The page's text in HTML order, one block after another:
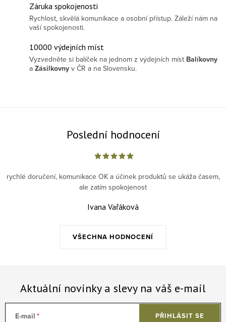
Záruka spokojenosti
Rychlost, skvělá komunikace a osobní přístup. Záleží nám na
vaší spokojenosti.
10000 výdejních míst
Vyzvedněte si balíček na jednom z výdejních míst Balíkovny
a Zásilkovny v ČR a na Slovensku.
Poslední hodnocení
VŠECHNA HODNOCENÍ
rychlé doručení, komunikace OK a účinek produktů se ukáža časem,
ale zatím spokojenost
Ivana Vařáková
Aktuální novinky a slevy na váš e-mail
E-mail PŘIHLÁSIT SE